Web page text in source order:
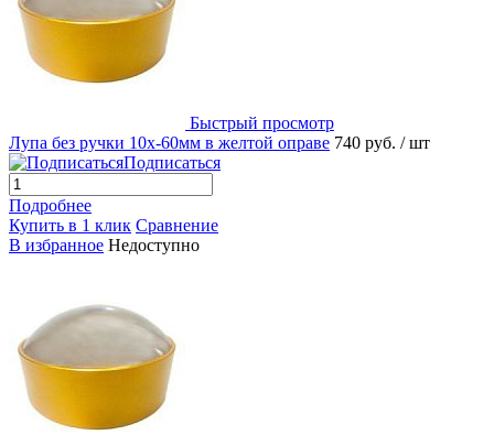
Быстрый просмотр
Лупа без ручки 10х-60мм в желтой оправе 740 руб. / шт
Подписаться
Подробнее
Купить в 1 клик Сравнение
В избранное Недоступно